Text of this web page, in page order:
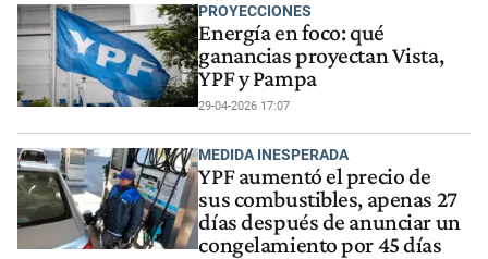
PROYECCIONES
Energía en foco: qué
ganancias proyectan Vista,
YPF y Pampa
29-04-2026 17:07
MEDIDA INESPERADA
YPF aumentó el precio de
sus combustibles, apenas 27
días después de anunciar un
congelamiento por 45 días